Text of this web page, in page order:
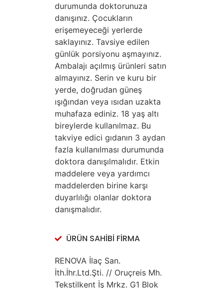
durumunda doktorunuza
danışınız. Çocukların
erişemeyeceği yerlerde
saklayınız. Tavsiye edilen
günlük porsiyonu aşmayınız.
Ambalajı açılmış ürünleri satın
almayınız. Serin ve kuru bir
yerde, doğrudan güneş
ışığından veya ısıdan uzakta
muhafaza ediniz. 18 yaş altı
bireylerde kullanılmaz. Bu
takviye edici gıdanın 3 aydan
fazla kullanılması durumunda
doktora danışılmalıdır. Etkin
maddelere veya yardımcı
maddelerden birine karşı
duyarlılığı olanlar doktora
danışmalıdır.
ÜRÜN SAHİBİ FİRMA
RENOVA İlaç San.
İth.İhr.Ltd.Şti. // Oruçreis Mh.
Tekstilkent İş Mrkz. G1 Blok